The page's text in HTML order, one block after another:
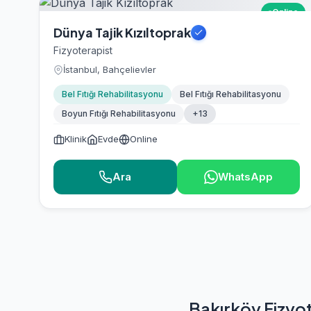
Online
Dünya Tajik Kızıltoprak
Fizyoterapist
İstanbul, Bahçelievler
Bel Fıtığı Rehabilitasyonu
Bel Fıtığı Rehabilitasyonu
Boyun Fıtığı Rehabilitasyonu
+13
Klinik Evde Online
Ara WhatsApp